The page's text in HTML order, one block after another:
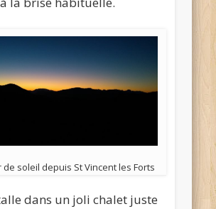
de soleil depuis St Vincent les Forts
dans un joli chalet juste